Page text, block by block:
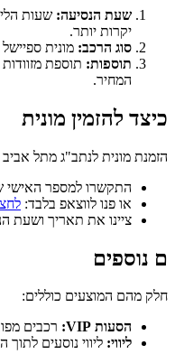
שעת הנסיעה: שעות
יקרות יותר.
סוג הרכב: מונית
תוספות: תוספת
המחיר.
כיצד להזמין מונית
הזמנת מונית לנתב"ג מתל
התקשרו למספר האישי שלי: 073-
או פנו לווצאפ בלבד:
ציינו את תאריך ושעת
ם נוספים
חלק מהם המוצעים כוללים:
הסעות VIP:
רכבים
ליווי: ליווי נוסעים לתוך